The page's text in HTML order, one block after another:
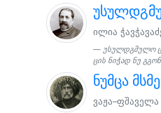
ილია
უსულდგმულო
ცის ნიჭად ნუ
ნუმცა
ვაჟა–ფშაველა